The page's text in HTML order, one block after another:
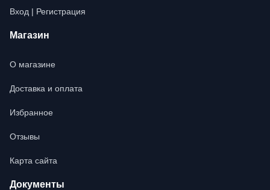
Вход | Регистрация
Магазин
О магазине
Доставка и оплата
Избранное
Отзывы
Карта сайта
Документы